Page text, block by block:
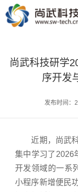
尚武科技研学
序开发
发布时间：
近期，尚武科
集中学习了2026
开发领域的一系
小程序新增便民